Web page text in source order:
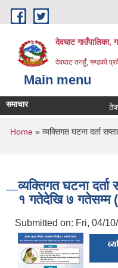
Skip to main content
देवघाट गाउँपालिका,
देवघाट तनहुँ, गण्डकी
Main menu
समाचार
You are here
Home» व्यक्तिगत घटना दर्ता
व्यक्तिगत घटना
१ गतेदेखि ७ गतेसम्म
Submitted on: Fri, 04/